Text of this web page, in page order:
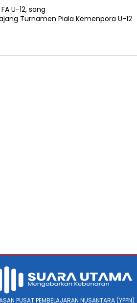
U-12, sang
Turnamen Piala Kemenpora U-12
PUSAT PEMBELAJARAN NUSANTARA (YPPN)